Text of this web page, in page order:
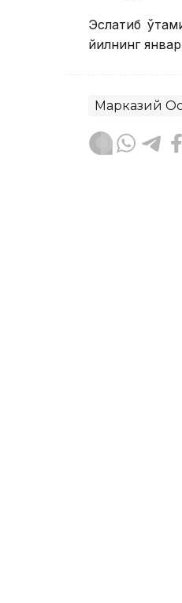
Эслатиб
йилнинг
Марказий